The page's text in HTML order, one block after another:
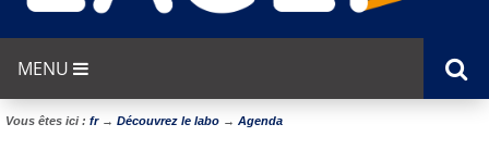
MENU
Vous êtes ici : fr→ Découvrez le labo → Agenda